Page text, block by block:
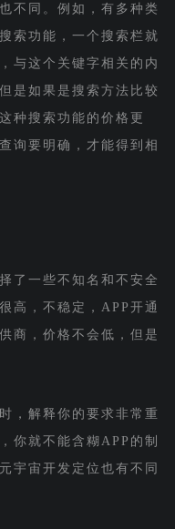
不同。例如，有多种类
索功能，一个搜索栏就
与这个关键字相关的内
是如果是搜索方法比较
种搜索功能的价格更
询要明确，才能得到相
了一些不知名和不安全
高，不稳定，APP开通
商，价格不会低，但是
，解释你的要求非常重
你就不能含糊APP的制
宇宙开发定位也有不同